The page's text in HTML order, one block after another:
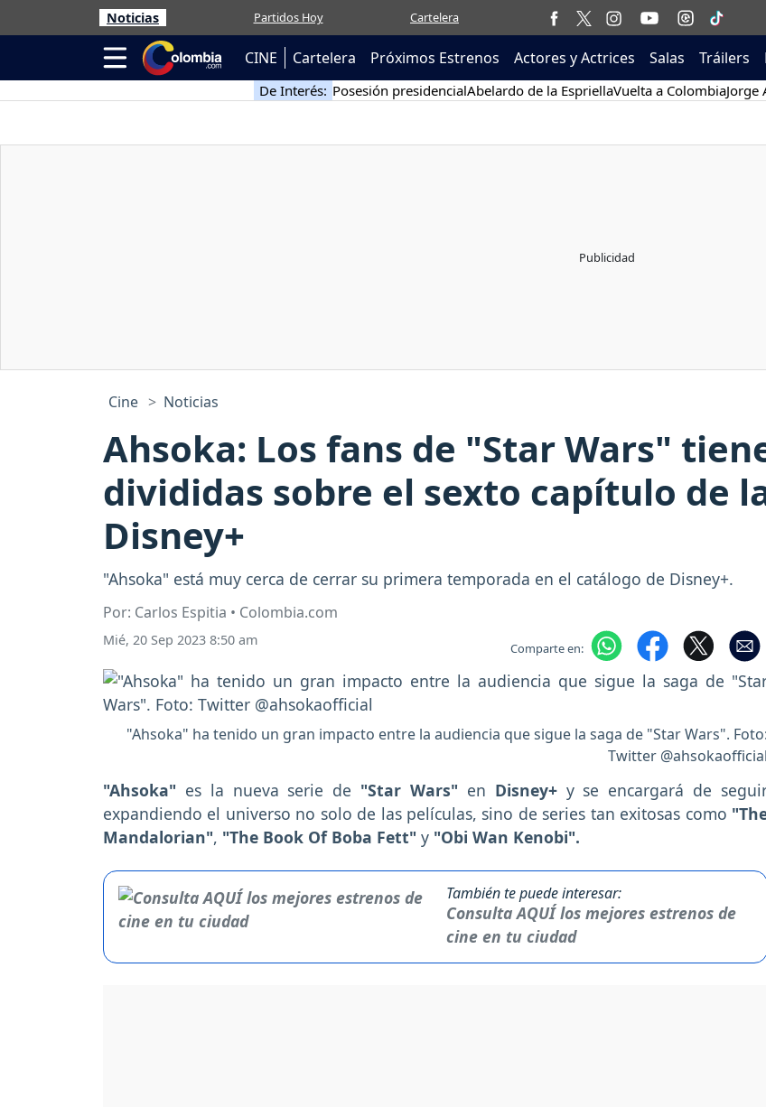
Noticias Partidos Hoy Cartelera
CINE Cartelera Próximos Estrenos Actores y Actrices Salas Tráilers
De Interés: Posesión presidencialAbelardo de la EspriellaVuelta a ColombiaJorge
Cine Noticias
Ahsoka: Los fans de "Star Wars"
divididas sobre el sexto capítulo de
Disney+
"Ahsoka" está muy cerca de cerrar su primera temporada en el catálogo de Disney+.
Por: Carlos Espitia • Colombia.com
Mié, 20 Sep 2023 8:50 am Comparte en:
"Ahsoka" ha tenido un gran impacto entre la audiencia que sigue la saga de "Star Wars". Foto:
Twitter @ahsokaofficial
"Ahsoka" es la nueva serie de "Star Wars" en Disney+y se encargará de
expandiendo el universo no solo de las películas, sino de series tan exitosas como
Mandalorian", "The Book Of Boba Fett" y "Obi Wan Kenobi".
También te puede interesar:
Consulta AQUÍ los mejores estrenos de
cine en tu ciudad